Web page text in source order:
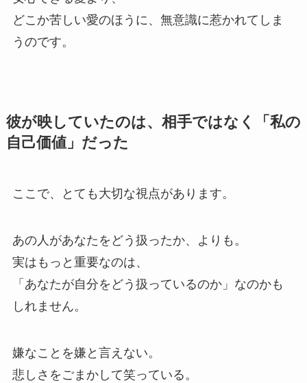
どこか苦しい愛のほうに、無意識に惹かれてしま
うのです。
彼が映していたのは、相手ではなく「私の
自己価値」だった
ここで、とても大切な視点があります。
あの人があなたをどう扱ったか、よりも。
実はもっと重要なのは、
「あなたが自分をどう扱っているのか」なのかも
しれません。
嫌なことを嫌と言えない。
悲しさをごまかして笑っている。